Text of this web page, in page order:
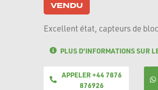
VENDU
Excellent état, capteurs de
PLUS D'INFORMATIONS SUR
APPELER +44 7876
876926